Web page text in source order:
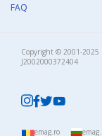
FAQ
Copyright © 2001-2025
J2002000372404​
emag.ro